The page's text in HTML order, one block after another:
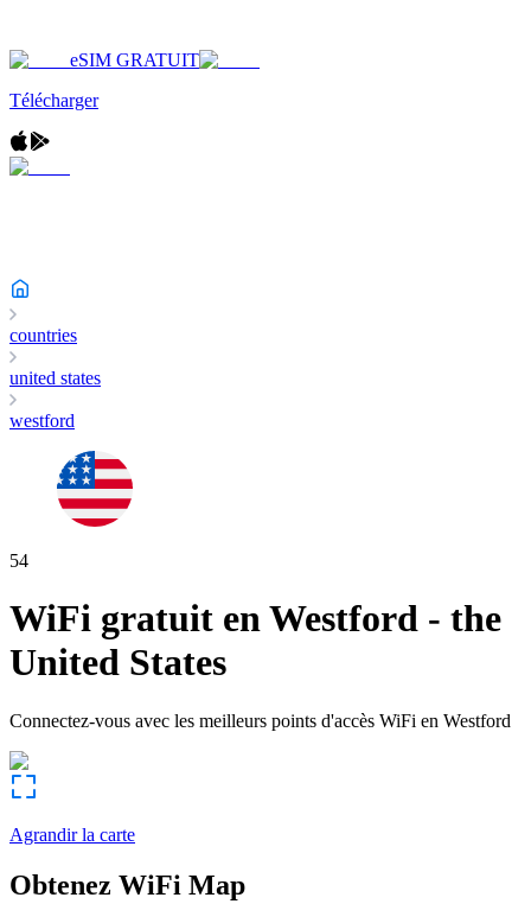
eSIM GRATUIT
Télécharger
countries
united states
westford
54
WiFi gratuit enWestford - the
United States
Connectez-vous avec les meilleurs points d'accès WiFi en Westford
Agrandir la carte
Obtenez WiFi Map